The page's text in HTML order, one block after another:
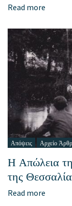
Read more
Απόψεις Αρχείο
Η Απώλεια
της
Read more